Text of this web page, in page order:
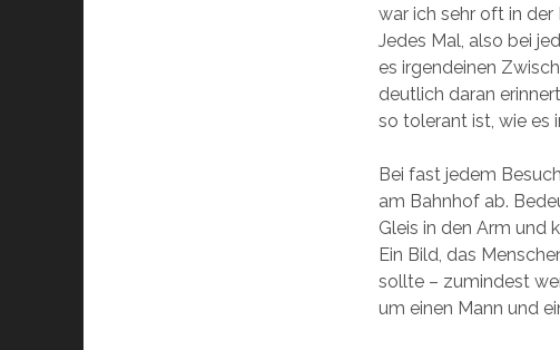
war ich sehr oft in
Jedes Mal, also bei
es irgendeinen
deutlich daran
so tolerant ist, wie es
Bei fast jedem
am Bahnhof ab.
Gleis in den Arm und
Ein Bild, das
sollte – zumindest
um einen Mann und